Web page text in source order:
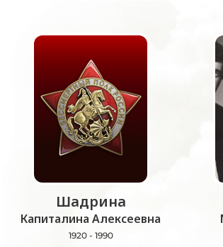
Шадрина
Капиталина Алексеевна
1920 - 1990